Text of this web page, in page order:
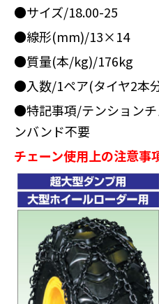
●サイズ/18.00-25
●線形(mm)/13×14
●質量(本/kg)/176kg
●入数/1ペア(タイヤ2本
●特記事項/テンション
ンバンド不要
チェーン使用上の注意事